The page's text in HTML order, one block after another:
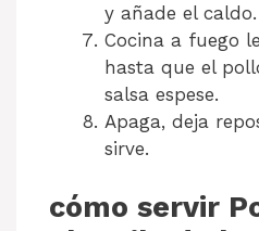
y añade el caldo.
Cocina a fuego
hasta que el
salsa espese.
Apaga, deja
sirve.
cómo servir